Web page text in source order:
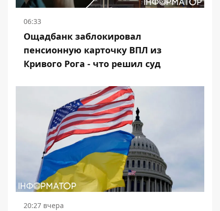
06:33
Ощадбанк заблокировал
пенсионную карточку ВПЛ из
Кривого Рога - что решил суд
20:27 вчера